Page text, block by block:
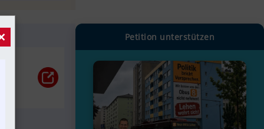
Petition unterstützen